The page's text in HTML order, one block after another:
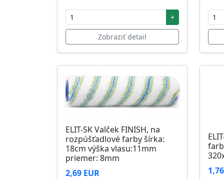
+
Zobraziť detail
ELIT-SK Valček FINISH, na
rozpúšťadlové farby šírka:
18cm výška vlasu:11mm
priemer: 8mm
2,69 EUR